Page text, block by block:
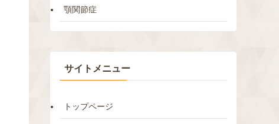
顎関節症
サイトメニュー
トップページ